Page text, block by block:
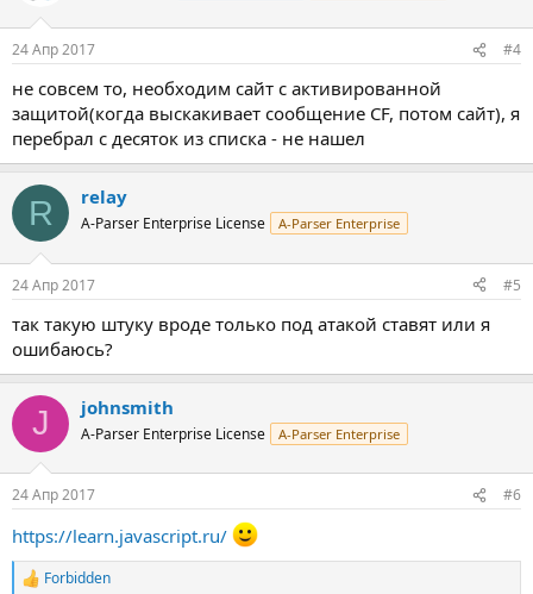
24 Апр 2017 #4
не совсем то, необходим сайт с активированной
защитой(когда выскакивает сообщение CF, потом сайт), я
перебрал с десяток из списка - не нашел
R relay
A-Parser Enterprise License A-Parser Enterprise
24 Апр 2017 #5
так такую штуку вроде только под атакой ставят или я
ошибаюсь?
J johnsmith
A-Parser Enterprise License A-Parser Enterprise
24 Апр 2017 #6
https://learn.javascript.ru/
Р
Forbidden